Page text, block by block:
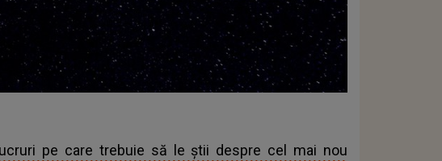
pe care trebuie să le știi despre cel mai nou